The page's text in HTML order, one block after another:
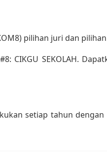
pilihan juri dan
CIKGU SEKOLAH.
setiap tahun dengan